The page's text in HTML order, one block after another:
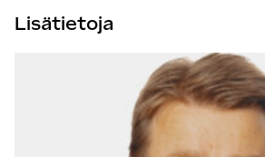
Lisätietoja